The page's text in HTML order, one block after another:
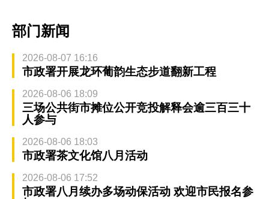
部门新闻
2026-08-07 16:16
市政署开展龙环葡韵生态步道翻新工程
2026-08-06 18:09
三场公共街市摊位公开竞投解释会逾三百三十
人参与
2026-08-06 18:03
市政署茶文化馆八月活动
2026-08-06 17:52
市政署八月续办多场动保活动 欢迎市民报名参